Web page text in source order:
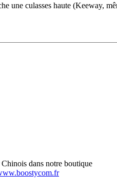
une culasses haute (Keeway,
dans notre boutique